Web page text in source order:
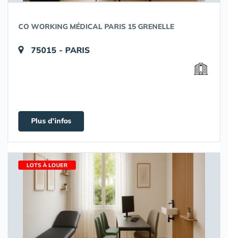
CO WORKING MÉDICAL PARIS 15 GRENELLE
75015 - PARIS
Plus d'infos
LOTS À LOUER